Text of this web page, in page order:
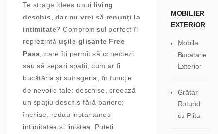
Te atrage ideea unui living
deschis, dar nu vrei să renunți la
intimitate? Compromisul perfect îl
reprezintă ușile glisante Free
Pass , care îți permit să conectezi
sau să separi spații, cum ar fi
bucătăria și sufrageria, în funcție
de nevoile tale: deschise, creează
un spațiu deschis fără bariere;
închise, redau instantaneu
intimitatea și liniștea. Puteți
MOBILIER
EXTERIOR
Mobila
Bucatarie
Exterior
Grătar
Rotund
cu Plita